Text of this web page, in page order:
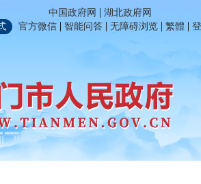
中国政府网 | 湖北政府网
官方微信 | 智能问答 | 无障碍浏览 | 繁體 |